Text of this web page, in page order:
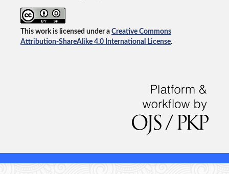
This work is licensed under a Creative Commons
Attribution-ShareAlike 4.0 International License.